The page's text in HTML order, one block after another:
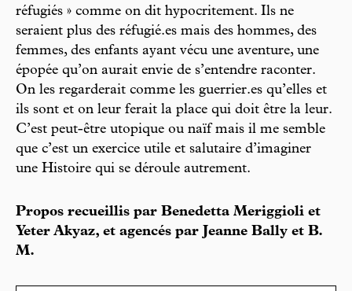
réfugiés » comme on dit hypocritement. Ils ne
seraient plus des réfugié.es mais des hommes, des
femmes, des enfants ayant vécu une aventure, une
épopée qu’on aurait envie de s’entendre raconter.
On les regarderait comme les guerrier.es qu’elles et
ils sont et on leur ferait la place qui doit être la leur.
C’est peut-être utopique ou naïf mais il me semble
que c’est un exercice utile et salutaire d’imaginer
une Histoire qui se déroule autrement.
Propos recueillis par Benedetta Meriggioli et
Yeter Akyaz, et agencés par Jeanne Bally et B.
M.